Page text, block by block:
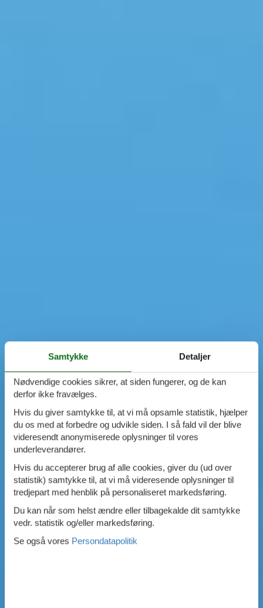
Samtykke Detaljer
Nødvendige cookies sikrer, at siden fungerer, og de kan
derfor ikke fravælges.
Hvis du giver samtykke til, at vi må opsamle statistik, hjælper
du os med at forbedre og udvikle siden. I så fald vil der blive
videresendt anonymiserede oplysninger til vores
underleverandører.
Hvis du accepterer brug af alle cookies, giver du (ud over
statistik) samtykke til, at vi må videresende oplysninger til
tredjepart med henblik på personaliseret markedsføring.
Du kan når som helst ændre eller tilbagekalde dit samtykke
vedr. statistik og/eller markedsføring.
Se også vores Persondatapolitik